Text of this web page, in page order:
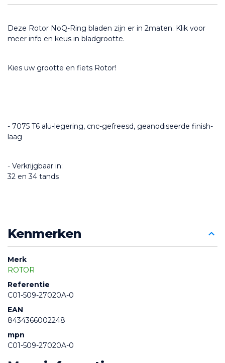
Deze Rotor NoQ-Ring bladen zijn er in 2maten. Klik voor
meer info en keus in bladgrootte.
Kies uw grootte en fiets Rotor!
- 7075 T6 alu-legering, cnc-gefreesd, geanodiseerde finish-
laag
- Verkrijgbaar in:
32 en 34 tands
Kenmerken
Merk
ROTOR
Referentie
C01-509-27020A-0
EAN
8434366002248
mpn
C01-509-27020A-0